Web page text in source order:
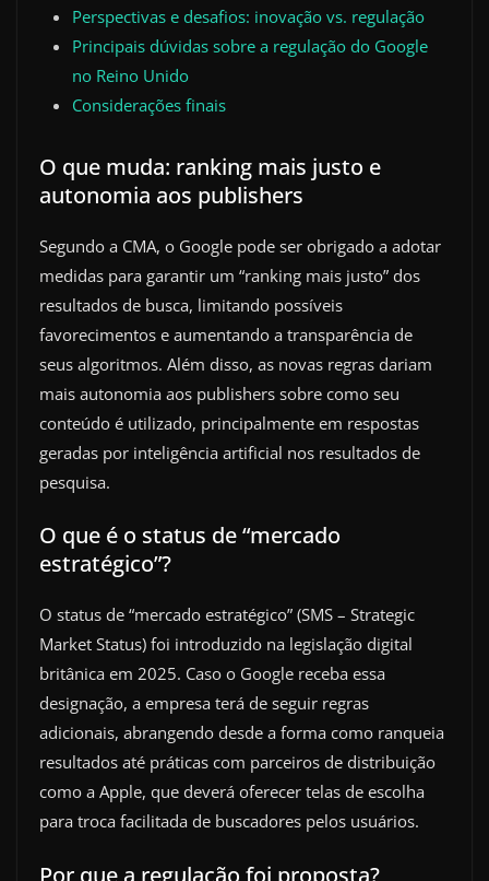
Perspectivas e desafios: inovação vs. regulação
Principais dúvidas sobre a regulação do Google
no Reino Unido
Considerações finais
O que muda: ranking mais justo e
autonomia aos publishers
Segundo a CMA, o Google pode ser obrigado a adotar
medidas para garantir um “ranking mais justo” dos
resultados de busca, limitando possíveis
favorecimentos e aumentando a transparência de
seus algoritmos. Além disso, as novas regras dariam
mais autonomia aos publishers sobre como seu
conteúdo é utilizado, principalmente em respostas
geradas por inteligência artificial nos resultados de
pesquisa.
O que é o status de “mercado
estratégico”?
O status de “mercado estratégico” (SMS – Strategic
Market Status) foi introduzido na legislação digital
britânica em 2025. Caso o Google receba essa
designação, a empresa terá de seguir regras
adicionais, abrangendo desde a forma como ranqueia
resultados até práticas com parceiros de distribuição
como a Apple, que deverá oferecer telas de escolha
para troca facilitada de buscadores pelos usuários.
Por que a regulação foi proposta?